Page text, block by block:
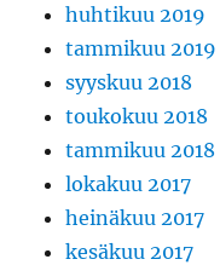
huhtikuu 2019
tammikuu 2019
syyskuu 2018
toukokuu 2018
tammikuu 2018
lokakuu 2017
heinäkuu 2017
kesäkuu 2017